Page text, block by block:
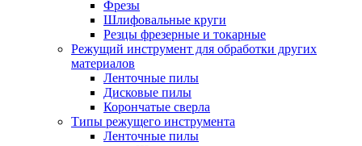
Фрезы
Шлифовальные круги
Резцы фрезерные и токарные
Режущий инструмент для обработки других
материалов
Ленточные пилы
Дисковые пилы
Корончатые сверла
Типы режущего инструмента
Ленточные пилы